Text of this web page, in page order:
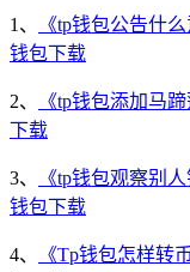
1、
《tp钱包公告什
钱包下载
2、
《tp钱包添加马
下载
3、
《tp钱包观察别
钱包下载
4、
《Tp钱包怎样转